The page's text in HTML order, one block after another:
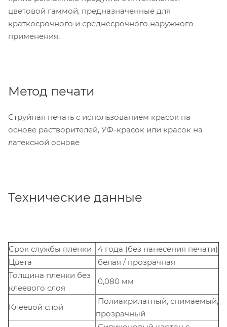
цветовой гаммой, предназначенные для
краткосрочного и среднесрочного наружного
применения.
Метод печати
Струйная печать с использованием красок на
основе растворителей, УФ-красок или красок на
латексной основе
Технические данные
Срок службы пленки
4 года (без нанесения печати)
Цвета
белая / прозрачная
Толщина пленки без
клеевого слоя
0,080 мм
Клеевой слой
Полиакрилатный, снимаемый,
прозрачный